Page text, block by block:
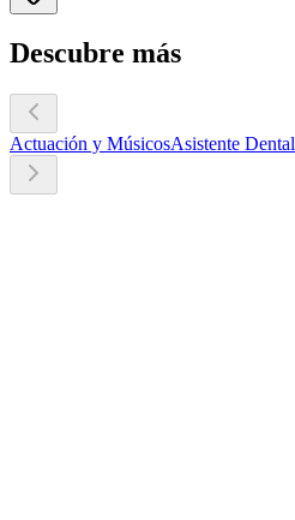
Descubre más
Actuación y MúsicosAsistente Dental